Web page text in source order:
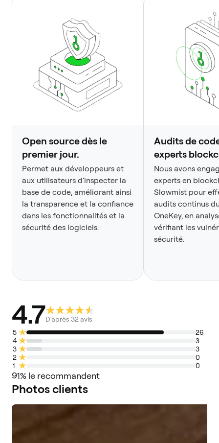
Open source dès le
premier jour.
Permet aux développeurs et
aux utilisateurs d'inspecter la
base de code, améliorant ainsi
la transparence et la confiance
dans les fonctionnalités et la
sécurité des logiciels.
Audits de
experts
Nous avons
experts en
Slowmist pour
audits continus
OneKey, en
vérifiant les
sécurité.
Avis
des
clients
4.7D'après 32 avis
5
26
4
3
3
3
2
0
1
0
91% le recommandent
Photos clients